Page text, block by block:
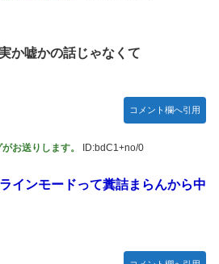
か嘘かの話じゃなくて
コメント欄へ引用
お送りします。 ID:bdC1+no/0
インモードって糞詰まらんから中